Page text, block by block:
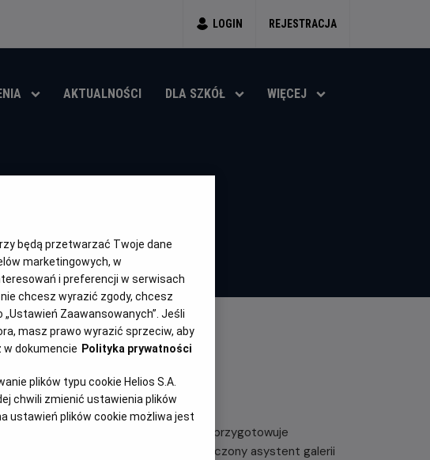
LOGIN REJESTRACJA
AKTUALNOŚCI DLA SZKÓŁ WIĘCEJ
i
rok
produkcji
Dali (laureat Oscara Ben Kingsley) przygotowuje
towarzyszą mu niedoświadczony asystent galerii
będą przetwarzać Twoje dane
marketingowych, w
i preferencji w serwisach
chcesz wyrazić zgody, chcesz
Zaawansowanych”. Jeśli
masz prawo wyrazić sprzeciw, aby
w dokumencie Polityka prywatności
plików typu cookie Helios S.A.
chwili zmienić ustawienia plików
ustawień plików cookie możliwa jest